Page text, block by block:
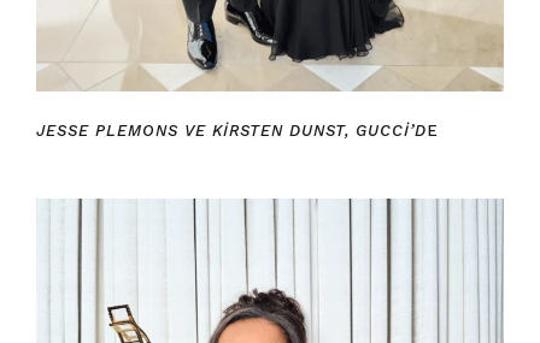
JESSE PLEMONS VE KIRSTEN DUNST, GUCCI’DE